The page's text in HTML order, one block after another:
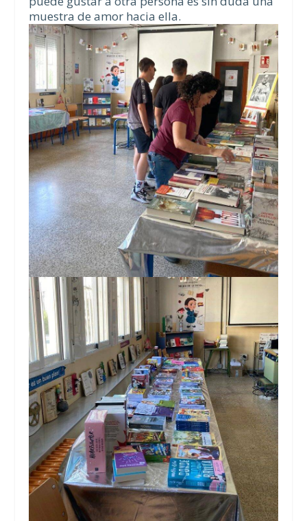
muestra de amor hacia ella.